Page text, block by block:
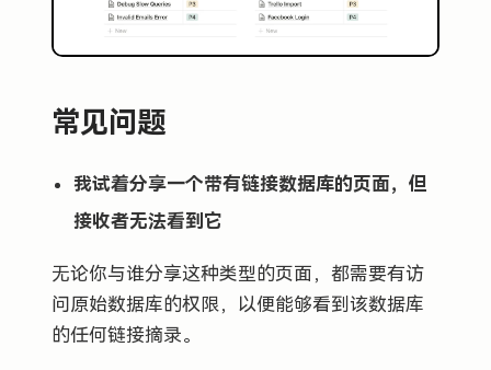
常见问题
我试着分享一个带有链接数据库的页面，但
接收者无法看到它
无论你与谁分享这种类型的页面，都需要有访
问原始数据库的权限，以便能够看到该数据库
的任何链接摘录。